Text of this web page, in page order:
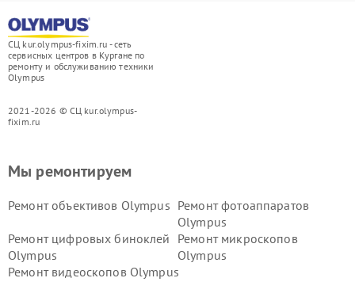
СЦ kur.olympus-fixim.ru - сеть
сервисных центров в Кургане по
ремонту и обслуживанию техники
Olympus
2021-2026 © СЦ kur.olympus-
fixim.ru
Мы ремонтируем
Ремонт объективов Olympus Ремонт фотоаппаратов
Olympus
Ремонт цифровых биноклей
Olympus
Ремонт микроскопов
Olympus
Ремонт видеоскопов Olympus